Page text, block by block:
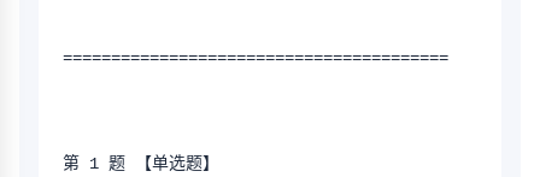
========================================
第 1 题 【单选题】